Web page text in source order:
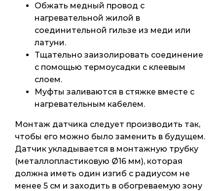
Обжать медный провод с
нагревательной жилой в
соединительной гильзе из меди или
латуни.
Тщательно заизолировать соединение
с помощью термоусадки с клеевым
слоем.
Муфты заливаются в стяжке вместе с
нагревательным кабелем.
Монтаж датчика следует производить так,
чтобы его можно было заменить в будущем.
Датчик укладывается в монтажную трубку
(металлопластиковую Ø16 мм), которая
должна иметь один изгиб с радиусом не
менее 5 см и заходить в обогреваемую зону